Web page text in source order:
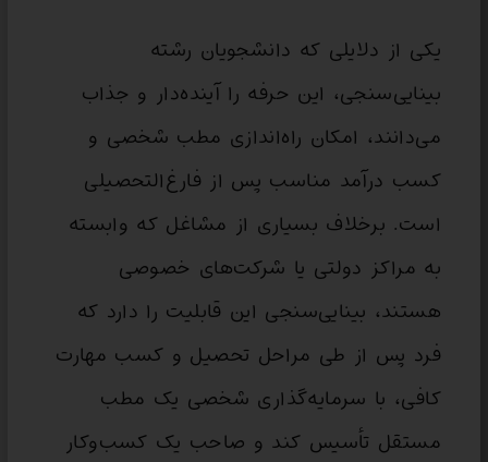
یکی از دلایلی که دانشجویان رشته
بینایی‌سنجی، این حرفه را آینده‌دار و جذاب
می‌دانند، امکان راه‌اندازی مطب شخصی و
کسب درآمد مناسب پس از فارغ‌التحصیلی
است. برخلاف بسیاری از مشاغل که وابسته
به مراکز دولتی یا شرکت‌های خصوصی
هستند، بینایی‌سنجی این قابلیت را دارد که
فرد پس از طی مراحل تحصیل و کسب مهارت
کافی، با سرمایه‌گذاری شخصی یک مطب
مستقل تأسیس کند و صاحب یک کسب‌وکار